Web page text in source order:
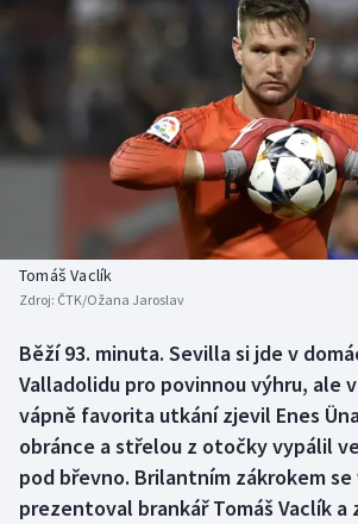
DALŠÍ SPORTY
Americký fotbal
Baseball a softbal
Basketbal
Biatlon
Box
Curling
Dostihy
NEPŘEHLÉDNĚTE
Soutěže
Historické návraty
Aplikace ČT sport
Tomáš Vaclík
Zdroj: ČTK/Ožana Jaroslav
Běží 93. minuta. Sevilla si jde v
Valladolidu pro povinnou výhru, ale
vápně favorita utkání zjevil Enes
obránce a střelou z otočky vypálil
pod břevno. Brilantním zákrokem se
prezentoval brankář Tomáš Vaclík a